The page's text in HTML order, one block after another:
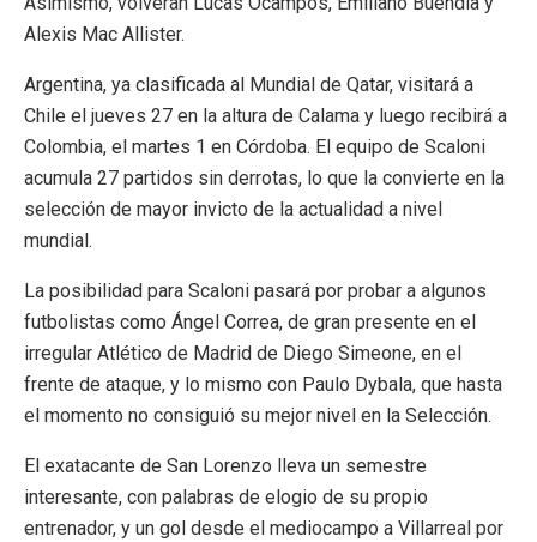
Alexis Mac Allister.
Argentina, ya clasificada al Mundial de Qatar, visitará a
Chile el jueves 27 en la altura de Calama y luego recibirá a
Colombia, el martes 1 en Córdoba. El equipo de Scaloni
acumula 27 partidos sin derrotas, lo que la convierte en la
selección de mayor invicto de la actualidad a nivel
mundial.
La posibilidad para Scaloni pasará por probar a algunos
futbolistas como Ángel Correa, de gran presente en el
irregular Atlético de Madrid de Diego Simeone, en el
frente de ataque, y lo mismo con Paulo Dybala, que hasta
el momento no consiguió su mejor nivel en la Selección.
El exatacante de San Lorenzo lleva un semestre
interesante, con palabras de elogio de su propio
entrenador, y un gol desde el mediocampo a Villarreal por